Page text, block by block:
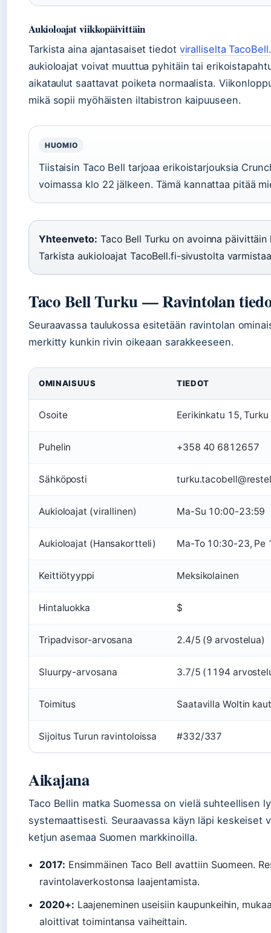
Aukioloajat viikkopäivittäin
Tarkista aina ajantasaiset tiedot viralliselta
aukioloajat voivat muuttua pyhitäin tai
aikataulut saattavat poiketa normaalista.
mikä sopii myöhäisten iltabistron kaipuuseen.
HUOMIO
Tiistaisin Taco Bell tarjoaa erikoistarjouksia
voimassa klo 22 jälkeen. Tämä kannattaa pitää
Yhteenveto: Taco Bell Turku on avoinna
Tarkista aukioloajat TacoBell.fi-sivustolta
Taco Bell Turku — Ravintolan
Seuraavassa taulukossa esitetään ravintolan
merkitty kunkin rivin oikeaan sarakkeeseen.
OMINAISUUS TIEDOT
Osoite Eerikinkatu 15,
Puhelin +358 40 6812657
Sähköposti
Aukioloajat (virallinen) Ma-Su 10:00-23:59
Aukioloajat (Hansakortteli) Ma-To 10:30-23,
Keittiötyyppi Meksikolainen
Hintaluokka $
Tripadvisor-arvosana 2.4/5 (9 arvostelua)
Sluurpy-arvosana 3.7/5 (1194
Toimitus Saatavilla Woltin
Sijoitus Turun ravintoloissa #332/337
Aikajana
Taco Bellin matka Suomessa on vielä suhteellisen
systemaattisesti. Seuraavassa käyn läpi keskeiset
ketjun asemaa Suomen markkinoilla.
2017: Ensimmäinen Taco Bell avattiin Suomeen.
ravintolaverkostonsa laajentamista.
2020+: Laajeneminen useisiin kaupunkeihin,
aloittivat toimintansa vaiheittain.